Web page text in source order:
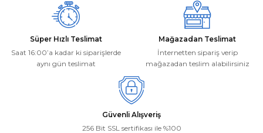
Süper Hızlı Teslimat
Saat 16:00’a kadar ki siparişlerde
aynı gün teslimat
Mağazadan Teslimat
İnternetten sipariş verip
mağazadan teslim alabilirsiniz
Güvenli Alışveriş
256 Bit SSL sertifikası ile %100